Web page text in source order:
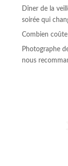
Dîner de la
soirée qui
Combien
Photographe
nous